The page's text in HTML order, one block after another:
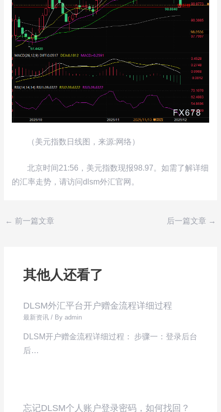
（美元指数日线图，来源:网络）
北京时间21:56，美元指数现报98.97。如需了解详细
的汇率走势，请访问dlsm外汇官网。
← 前一篇文章 后一篇文章 →
其他人还看了
DLSM外汇平台开户赠金流程详细过程
最新资讯 / Byadmin
DLSM开户赠金流程详细过程： 步骤一：登录后台
后…
忘记DLSM个人账户登录密码，如何找回？